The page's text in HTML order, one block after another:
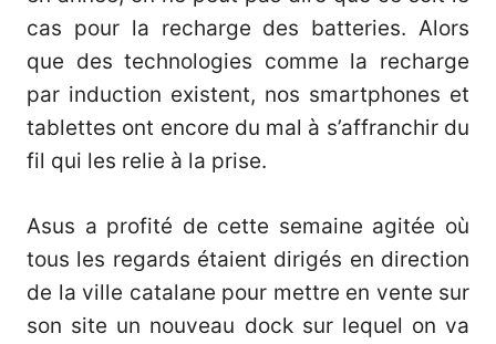
cas pour la recharge des batteries. Alors
que des technologies comme la recharge
par induction existent, nos smartphones et
tablettes ont encore du mal à s’affranchir du
fil qui les relie à la prise.
Asus a profité de cette semaine agitée où
tous les regards étaient dirigés en direction
de la ville catalane pour mettre en vente sur
son site un nouveau dock sur lequel on va